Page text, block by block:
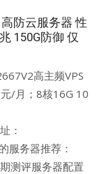
防云服务器 性
150G防御 仅
高主频VPS
/月；8核16G 10
：
服务器推荐：
测评服务器配置